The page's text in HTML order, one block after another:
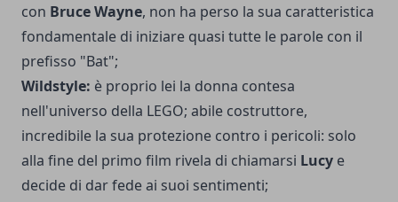
con Bruce Wayne, non ha perso la sua caratteristica
fondamentale di iniziare quasi tutte le parole con il
prefisso "Bat";
Wildstyle: è proprio lei la donna contesa
nell'universo della LEGO; abile costruttore,
incredibile la sua protezione contro i pericoli: solo
alla fine del primo film rivela di chiamarsi Lucy e
decide di dar fede ai suoi sentimenti;